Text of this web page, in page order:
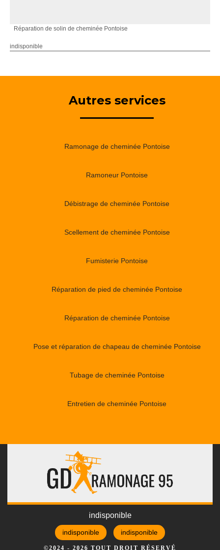
Réparation de solin de cheminée Pontoise
indisponible
Autres services
Ramonage de cheminée Pontoise
Ramoneur Pontoise
Débistrage de cheminée Pontoise
Scellement de cheminée Pontoise
Fumisterie Pontoise
Réparation de pied de cheminée Pontoise
Réparation de cheminée Pontoise
Pose et réparation de chapeau de cheminée Pontoise
Tubage de cheminée Pontoise
Entretien de cheminée Pontoise
indisponible
indisponible indisponible
©2024 - 2026 TOUT DROIT RÉSERVÉ